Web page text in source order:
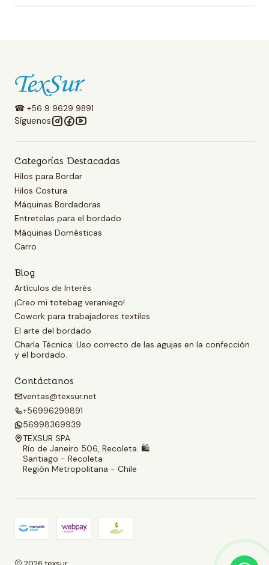
☎ +56 9 9629 9891
Síguenos
Categorías Destacadas
Hilos para Bordar
Hilos Costura
Máquinas Bordadoras
Entretelas para el bordado
Máquinas Domésticas
Carro
Blog
Artículos de Interés
¡Creo mi totebag veraniego!
Cowork para trabajadores textiles
El arte del bordado
Charla Técnica: Uso correcto de las agujas en la confección
y el bordado.
Contáctanos
ventas@texsur.net
+56996299891
56998369939
TEXSUR SPA
Río de Janeiro 506, Recoleta. 🛍️
Santiago - Recoleta
Región Metropolitana - Chile